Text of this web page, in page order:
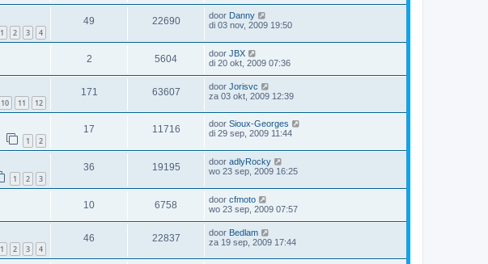
1 2 3 4
49 22690 door Danny
di 03 nov, 2009 19:50
2 5604 door JBX
di 20 okt, 2009 07:36
10 11 12
171 63607 door Jorisvc
za 03 okt, 2009 12:39
1 2
17 11716 door Sioux-Georges
di 29 sep, 2009 11:44
1 2 3
36 19195 door adlyRocky
wo 23 sep, 2009 16:25
10 6758 door cfmoto
wo 23 sep, 2009 07:57
1 2 3 4
46 22837 door Bedlam
za 19 sep, 2009 17:44